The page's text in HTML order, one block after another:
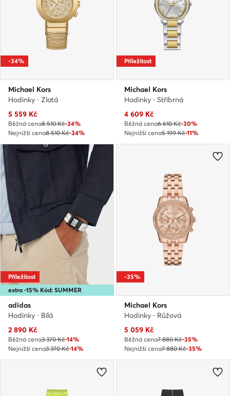
-34%
Michael Kors
Hodinky · Zlatá
Aktuální cena
5 559 Kč
Běžná cena8 510 Kč-34%
Nejnižší cena8 510 Kč-34%
Příležitost
Michael Kors
Hodinky · Stříbrná
Aktuální cena
4 609 Kč
Běžná cena6 610 Kč-30%
Nejnižší cena5 199 Kč-11%
extra -15% Kód: SUMMER
Příležitost
adidas
Hodinky · Bílá
Aktuální cena
2 890 Kč
Běžná cena3 370 Kč-14%
Nejnižší cena3 370 Kč-14%
-35%
Michael Kors
Hodinky · Růžová
Aktuální cena
5 059 Kč
Běžná cena7 880 Kč-35%
Nejnižší cena7 880 Kč-35%